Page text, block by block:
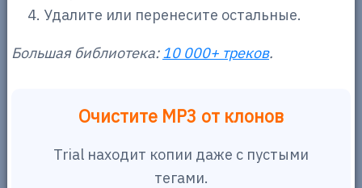
Удалите или перенесите остальные.
Большая библиотека:10 000+ треков.
Очистите MP3 от клонов
Trial находит копии даже с пустыми
тегами.